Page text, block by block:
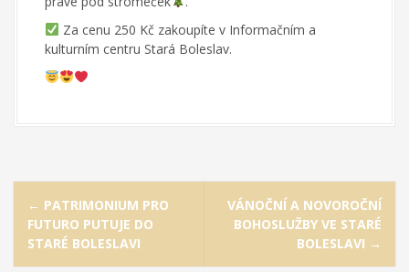
Za cenu 250 Kč zakoupíte v Informačním a
kulturním centru Stará Boleslav.
← PATRIMONIUM PRO
FUTURO PUTUJE DO
STARÉ BOLESLAVI
VÁNOČNÍ A NOVOROČNÍ
BOHOSLUŽBY VE STARÉ
BOLESLAVI →